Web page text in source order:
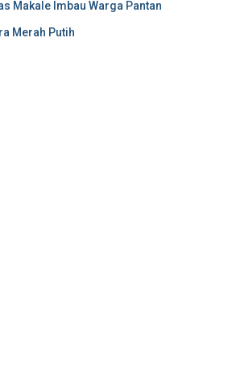
Makale Imbau Warga Pantan
Merah Putih